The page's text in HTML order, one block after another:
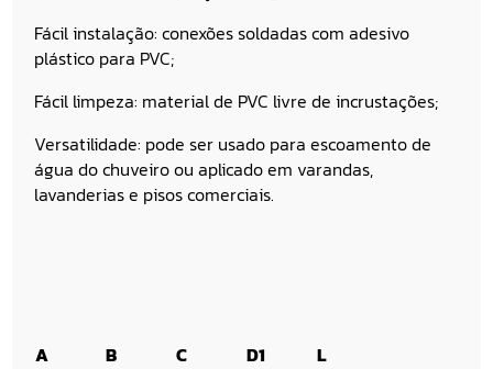
Fácil instalação: conexões soldadas com adesivo
plástico para PVC;
Fácil limpeza: material de PVC livre de incrustações;
Versatilidade: pode ser usado para escoamento de
água do chuveiro ou aplicado em varandas,
lavanderias e pisos comerciais.
A B C D1
L